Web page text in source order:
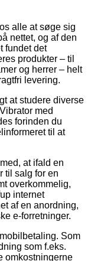
alle at søge sig
nettet, og af den
fundet det
produkter – til
og herrer – helt
levering.
at studere diverse
med
forinden du
til at
at ifald en
til salg for en
overkommelig,
internet
af en anordning,
e-forretninger.
Som
som f.eks.
omkostningerne